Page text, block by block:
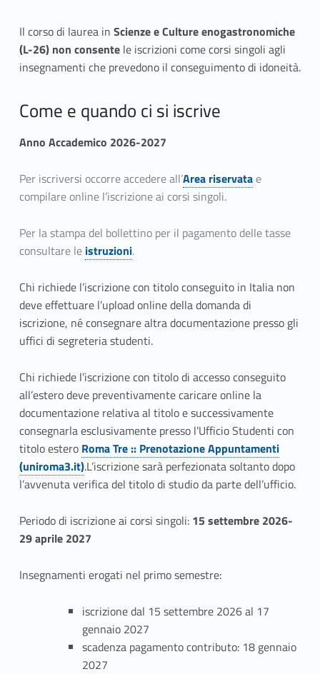
Il corso di laurea in Scienze e Culture enogastronomiche
(L-26) non consentele iscrizioni come corsi singoli agli
insegnamenti che prevedono il conseguimento di idoneità.
Come e quando ci si iscrive
Anno Accademico 2026-2027
Per iscriversi occorre accedere all’Area riservatae
compilare online l’iscrizione ai corsi singoli.
Per la stampa del bollettino per il pagamento delle tasse
consultare le istruzioni.
Chi richiede l’iscrizione con titolo conseguito in Italia non
deve effettuare l’upload online della domanda di
iscrizione, né consegnare altra documentazione presso gli
uffici di segreteria studenti.
Chi richiede l’iscrizione con titolo di accesso conseguito
all’estero deve preventivamente caricare online la
documentazione relativa al titolo e successivamente
consegnarla esclusivamente presso l’Ufficio Studenti con
titolo estero Roma Tre :: Prenotazione Appuntamenti
(uniroma3.it).L’iscrizione sarà perfezionata soltanto dopo
l’avvenuta verifica del titolo di studio da parte dell’ufficio.
Periodo di iscrizione ai corsi singoli: 15 settembre 2026-
29 aprile 2027
Insegnamenti erogati nel primo semestre:
iscrizione dal 15 settembre 2026 al 17
gennaio 2027
scadenza pagamento contributo: 18 gennaio
2027